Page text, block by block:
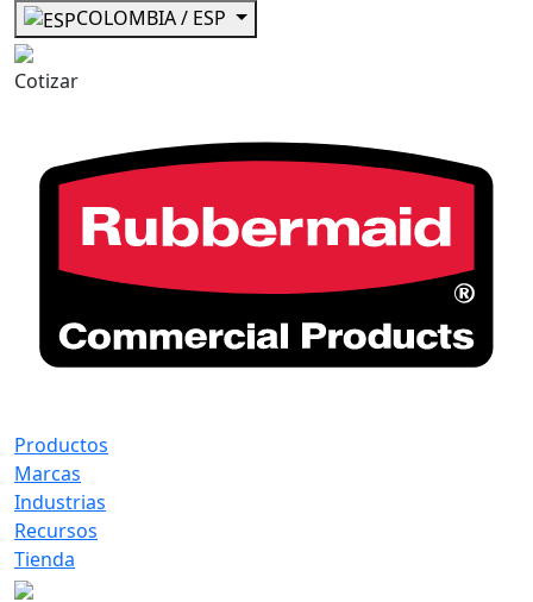
COLOMBIA / ESP
Cotizar
Productos
Marcas
Industrias
Recursos
Tienda